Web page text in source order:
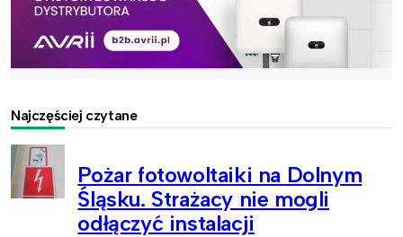
Najczęściej czytane
Pożar fotowoltaiki na Dolnym
Śląsku. Strażacy nie mogli
odłączyć instalacji